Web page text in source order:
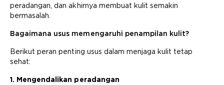
peradangan, dan akhirnya membuat kulit semakin
bermasalah.
Bagaimana usus memengaruhi penampilan kulit?
Berikut peran penting usus dalam menjaga kulit tetap
sehat:
1. Mengendalikan peradangan